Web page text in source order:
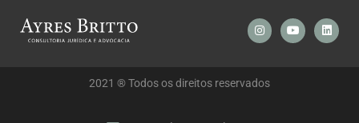
2021 ® Todos os direitos reservados